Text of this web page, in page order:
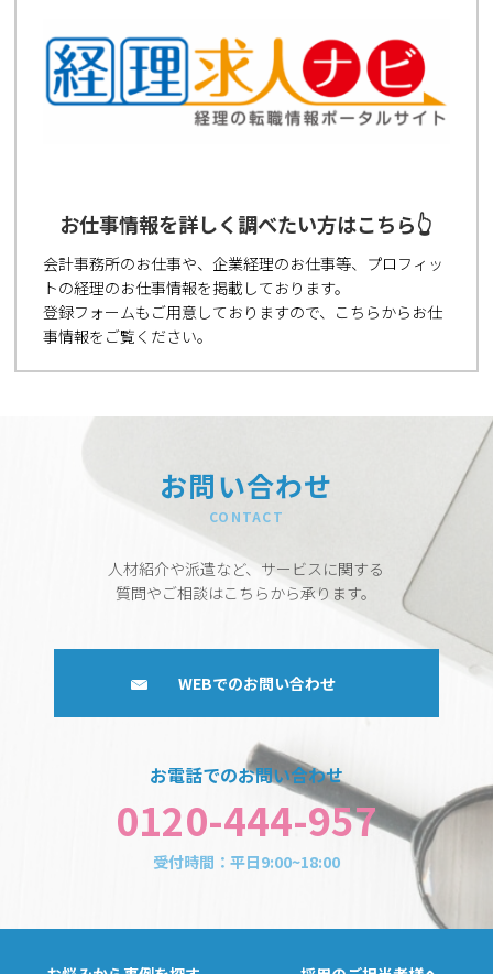
お仕事情報を詳しく調べたい方はこちら👆
会計事務所のお仕事や、企業経理のお仕事等、プロフィッ
トの経理のお仕事情報を掲載しております。
登録フォームもご用意しておりますので、こちらからお仕
事情報をご覧ください。
お問い合わせ
CONTACT
人材紹介や派遣など、サービスに関する
質問やご相談はこちらから承ります。
WEBでのお問い合わせ
お電話でのお問い合わせ
0120-444-957
受付時間：平日9:00~18:00